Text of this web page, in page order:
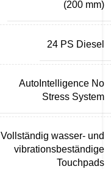
(200 mm)
24 PS Diesel
AutoIntelligence No
Stress System
Vollständig wasser- und
vibrationsbeständige
Touchpads